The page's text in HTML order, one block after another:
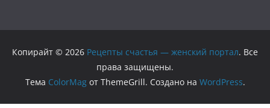
Копирайт © 2026 Рецепты счастья — женский портал. Все
права защищены.
Тема ColorMagот ThemeGrill. Создано на WordPress.